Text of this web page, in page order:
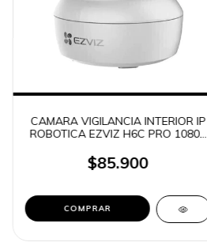
CAMARA VIGILANCIA INTERIOR IP
ROBOTICA EZVIZ H6C PRO 1080P
$85.900